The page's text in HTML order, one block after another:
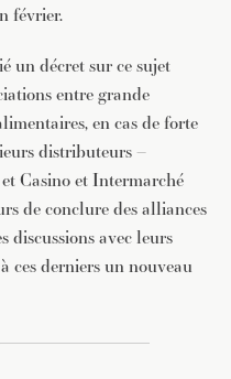
février.
un décret sur ce sujet
entre grande
en cas de forte
distributeurs –
Casino et Intermarché
de conclure des alliances
discussions avec leurs
ces derniers un nouveau